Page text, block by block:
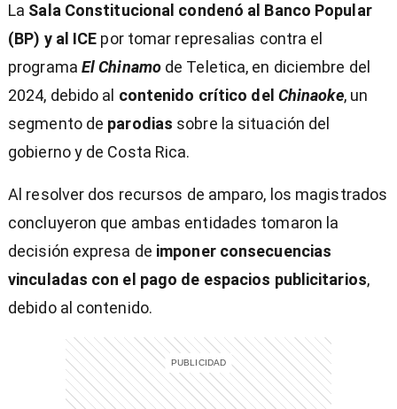
La Sala Constitucional condenó al Banco Popular
(BP) y al ICE por tomar represalias contra el
programa El Chinamode Teletica, en diciembre del
2024, debido al contenido crítico del Chinaoke, un
segmento de parodias sobre la situación del
gobierno y de Costa Rica.
Al resolver dos recursos de amparo, los magistrados
concluyeron que ambas entidades tomaron la
decisión expresa de imponer consecuencias
vinculadas con el pago de espacios publicitarios,
debido al contenido.